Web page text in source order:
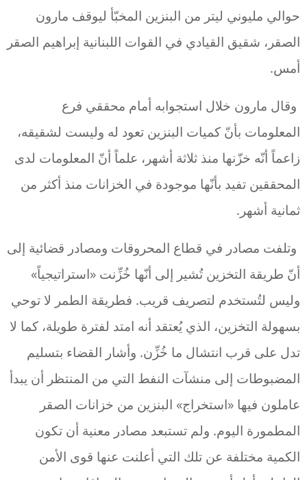
حوالي مليوني ليتر من البنزين المخبّأ ليوقف مارون
الصقر، شقيق القيادي في القوات اللبنانية إبراهيم الصقر
أمس.
وقال مارون خلال استجوابه أمام محققي فرع
المعلومات بأنّ كميات البنزين تعود له وليست لشقيقه،
زاعماً أنّه خزّنها منذ ثلاثة أشهر، علماً أنّ المعلومات لدى
المحققين تفيد بأنّها موجودة في الخزانات منذ أكثر من
ثمانية أشهر.
وتلفت مصادر في قطاع المحروقات ومصادر قضائية إلى
أنّ طريقة التخزين تُشير إلى أنّها خُزِّنت «استراتيجياً»
وليس لتُستخدم لتصريف قريب. فطريقة الطمر لا توحي
بسهولة التخزين، الذي يُعتقد أنه امتد لفترة طويلة، كما لا
تدل على قرب انتشال ما خُزِّن. وأشار القضاء بتسليم
المضبوطات إلى منشآت النفط التي من المنتظر أن يبدأ
عاملون فيها «استخراج» البنزين من خزانات الصقر
المطمورة اليوم. ولم تستبعد مصادر معنية أن تكون
الكمية مختلفة عن تلك التي أعلنت عنها قوى الأمن